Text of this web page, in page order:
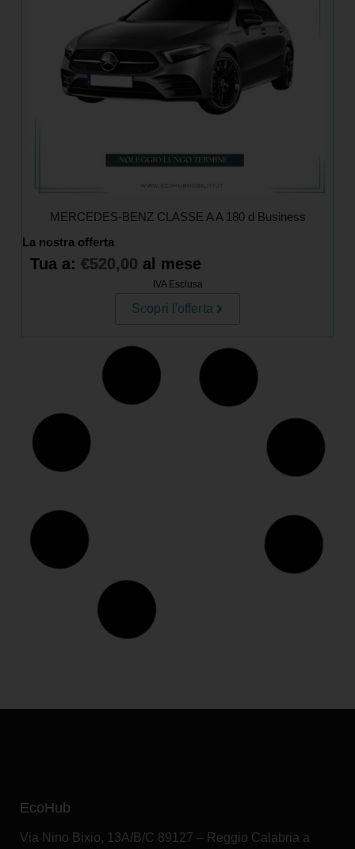
MERCEDES-BENZ CLASSE A A 180 d Business
La nostra offerta
Tua a: €520,00 al mese
IVA Esclusa
Scopri l'offerta